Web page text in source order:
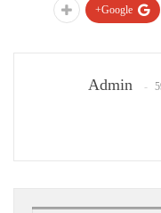
Google+
Admin